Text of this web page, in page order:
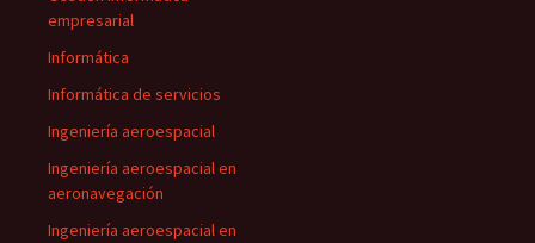
empresarial
Informática
Informática de servicios
Ingeniería aeroespacial
Ingeniería aeroespacial en
aeronavegación
Ingeniería aeroespacial en